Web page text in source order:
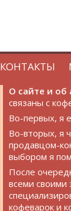
КОНТАКТЫ
О сайте и об
связаны с
Во-первых, я
Во-вторых, я
продавцом-
выбором я
После
всеми своими
кофеварок и